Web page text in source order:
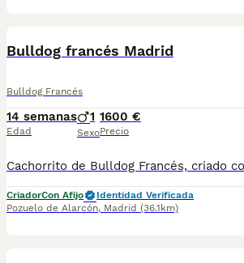
Bulldog francés Madrid
Bulldog Francés
14 semanas
Edad
1
Sexo
1600 €
Precio
CriadorCon Afijo
Identidad Verificada
Pozuelo de Alarcón, Madrid (36.1km)